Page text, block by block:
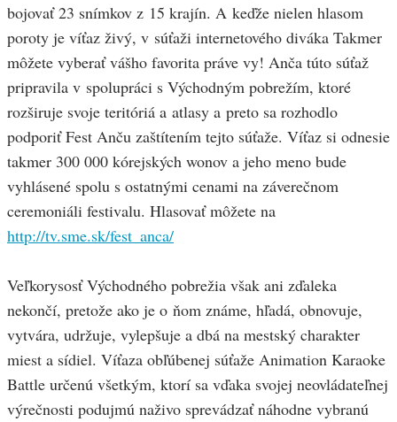
bojovať 23 snímkov z 15 krajín. A keďže nielen hlasom
poroty je víťaz živý, v súťaži internetového diváka Takmer
môžete vyberať vášho favorita práve vy! Anča túto súťaž
pripravila v spolupráci s Východným pobrežím, ktoré
rozširuje svoje teritóriá a atlasy a preto sa rozhodlo
podporiť Fest Anču zaštítením tejto súťaže. Víťaz si odnesie
takmer 300 000 kórejských wonov a jeho meno bude
vyhlásené spolu s ostatnými cenami na záverečnom
ceremoniáli festivalu. Hlasovať môžete na
http://tv.sme.sk/fest_anca/
Veľkorysosť Východného pobrežia však ani zďaleka
nekončí, pretože ako je o ňom známe, hľadá, obnovuje,
vytvára, udržuje, vylepšuje a dbá na mestský charakter
miest a sídiel. Víťaza obľúbenej súťaže Animation Karaoke
Battle určenú všetkým, ktorí sa vďaka svojej neovládateľnej
výrečnosti podujmú naživo sprevádzať náhodne vybranú